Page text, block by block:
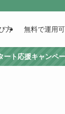
方 無料で運用
ト応援キャンペー